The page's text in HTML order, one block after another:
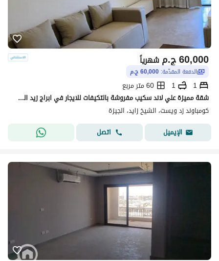
ج.م60,000 شهرياً
الدفعة المقدّمة: 60,000 ج.م
1
1
60 متر مربع
شقة مميزة علي لاند سكيب مفروشة بالتكيفات للايجار في ابراج زيد الشيخ زايد
كومباوند زد ويست، الشيخ زايد، الجيزة
الإيميل
اتصل